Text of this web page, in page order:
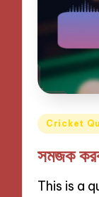
Posted
Cricket
সমজক
This is a